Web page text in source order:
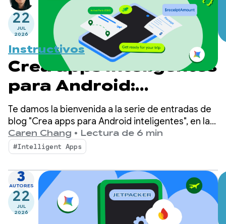
22
JUL
2026
Instructivos
Crea apps inteligentes
para Android:
inferencia integrada
en el dispositivo
Te damos la bienvenida a la serie de entradas de
blog "Crea apps para Android inteligentes", en la
que tomamos una app para Android básica y la
transformamos en una experiencia personalizada,
inteligente y basada en agentes. En nuestra
publicación anterior, presentamos Jetpacker, la
app de demostración que usaremos a lo largo de
esta serie.
Caren Chang • Lectura de 6 min
#Intelligent Apps
3
AUTORES
22
JUL
2026